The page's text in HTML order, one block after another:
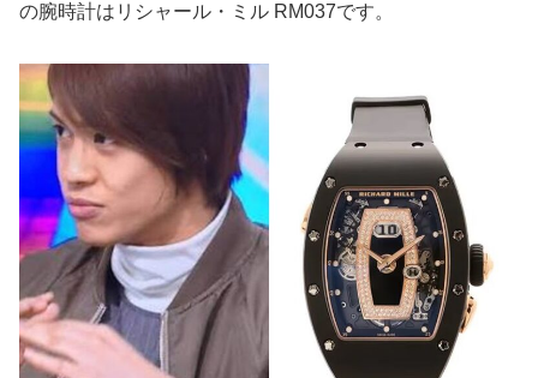
の腕時計はリシャール・ミル RM037です。